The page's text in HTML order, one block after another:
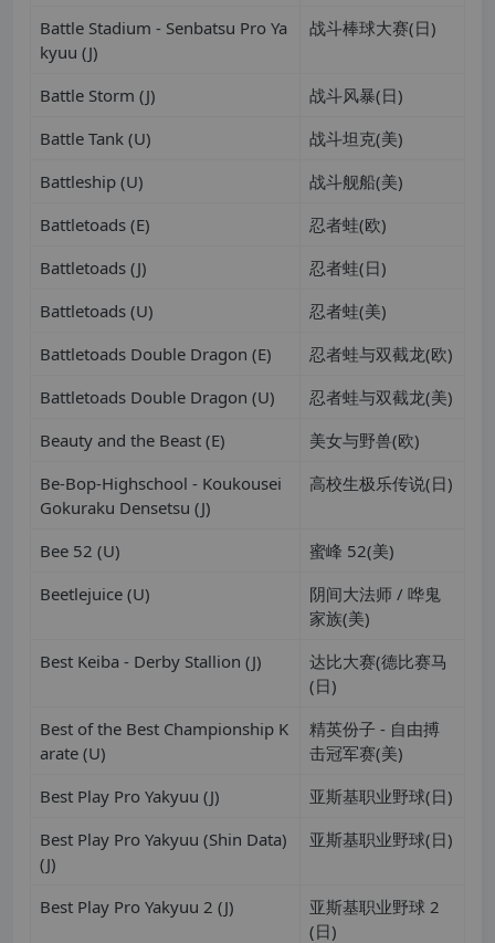
Battle Stadium - Senbatsu Pro Ya
kyuu (J)
战斗棒球大赛(日)
Battle Storm (J)
战斗风暴(日)
Battle Tank (U)
战斗坦克(美)
Battleship (U)
战斗舰船(美)
Battletoads (E)
忍者蛙(欧)
Battletoads (J)
忍者蛙(日)
Battletoads (U)
忍者蛙(美)
Battletoads Double Dragon (E)
忍者蛙与双截龙(欧)
Battletoads Double Dragon (U)
忍者蛙与双截龙(美)
Beauty and the Beast (E)
美女与野兽(欧)
Be-Bop-Highschool - Koukousei
Gokuraku Densetsu (J)
高校生极乐传说(日)
Bee 52 (U)
蜜峰 52(美)
Beetlejuice (U)
阴间大法师 / 哗鬼
家族(美)
Best Keiba - Derby Stallion (J)
达比大赛(德比赛马
(日)
Best of the Best Championship K
arate (U)
精英份子 - 自由搏
击冠军赛(美)
Best Play Pro Yakyuu (J)
亚斯基职业野球(日)
Best Play Pro Yakyuu (Shin Data)
(J)
亚斯基职业野球(日)
Best Play Pro Yakyuu 2 (J)
亚斯基职业野球 2
(日)